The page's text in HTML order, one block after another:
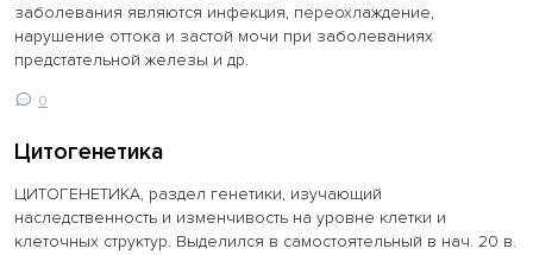
заболевания являются инфекция, переохлаждение,
нарушение оттока и застой мочи при заболеваниях
предстательной железы и др.
0
Цитогенетика
ЦИТОГЕНЕТИКА, раздел генетики, изучающий
наследственность и изменчивость на уровне клетки и
клеточных структур. Выделился в самостоятельный в нач. 20 в.